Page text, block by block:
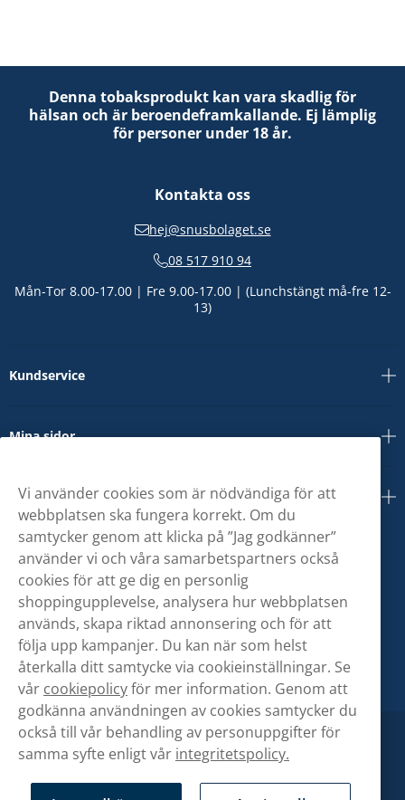
Denna tobaksprodukt kan vara skadlig för
hälsan och är beroendeframkallande. Ej lämplig
för personer under 18 år.
Kontakta oss
hej@snusbolaget.se
08 517 910 94
Mån-Tor 8.00-17.00 | Fre 9.00-17.00 | (Lunchstängt må-fre 12-
13)
Kundservice
Mina sidor
Om oss
Vi använder cookies som är nödvändiga för att
webbplatsen ska fungera korrekt. Om du
samtycker genom att klicka på ”Jag godkänner”
använder vi och våra samarbetspartners också
cookies för att ge dig en personlig
shoppingupplevelse, analysera hur webbplatsen
används, skapa riktad annonsering och för att
följa upp kampanjer. Du kan när som helst
återkalla ditt samtycke via cookieinställningar. Se
vår cookiepolicyför mer information. Genom att
godkänna användningen av cookies samtycker du
också till vår behandling av personuppgifter för
samma syfte enligt vår integritetspolicy.